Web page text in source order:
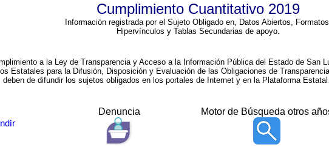
Cumplimiento Cuantitativo 2019
Información registrada por el Sujeto Obligado en, Datos Abiertos,
Hipervínculos y Tablas Secundarias de apoyo.
a la Ley de Transparencia y Acceso a la Información Pública del Estado de San
Estatales para la Difusión, Disposición y Evaluación de las Obligaciones de
deben de difundir los sujetos obligados en los portales de Internet y en la Plataforma
Denuncia Motor de Búsqueda otros